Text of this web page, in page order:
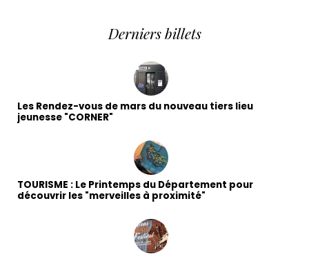
Derniers billets
Les Rendez-vous de mars du nouveau tiers lieu
jeunesse "CORNER"
TOURISME : Le Printemps du Département pour
découvrir les "merveilles à proximité"